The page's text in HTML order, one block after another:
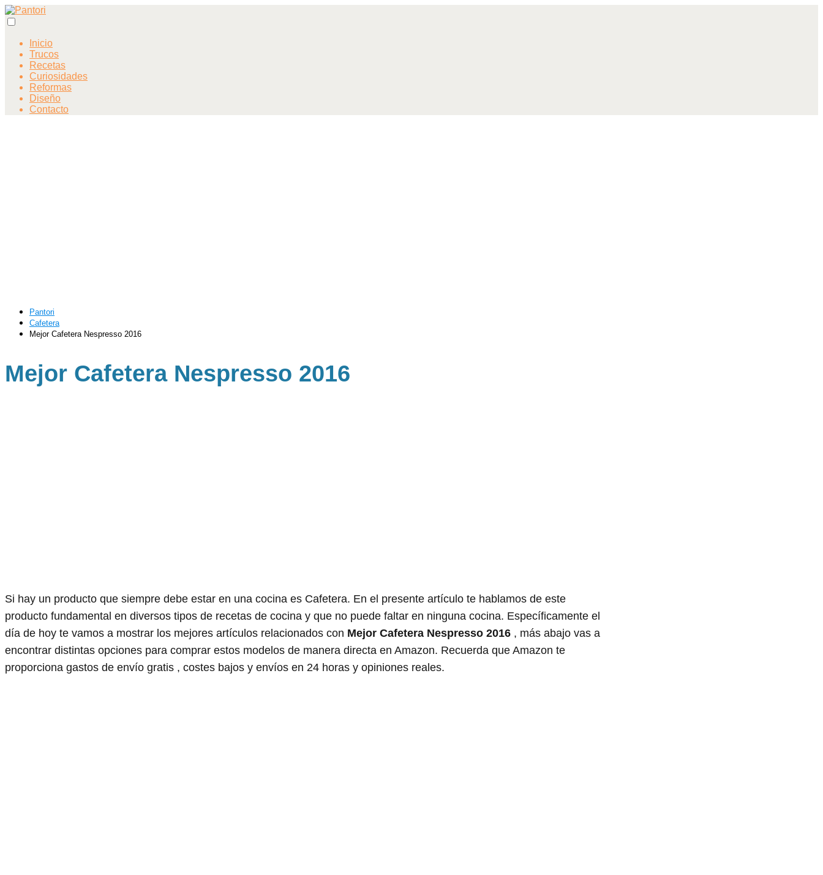
Inicio
Trucos
Recetas
Curiosidades
Reformas
Diseño
Contacto
Pantori
Cafetera
Mejor Cafetera Nespresso 2016
Mejor Cafetera Nespresso 2016
Si hay un producto que siempre debe estar en una cocina es Cafetera. En el presente artículo te hablamos de este
producto fundamental en diversos tipos de recetas de cocina y que no puede faltar en ninguna cocina. Específicamente el
día de hoy te vamos a mostrar los mejores artículos relacionados con Mejor Cafetera Nespresso 2016 , más abajo vas a
encontrar distintas opciones para comprar estos modelos de manera directa en Amazon. Recuerda que Amazon te
proporciona gastos de envío gratis , costes bajos y envíos en 24 horas y opiniones reales.